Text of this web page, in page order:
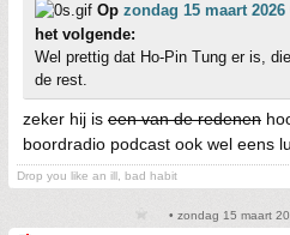
Op zondag 15 maart 2026
het volgende:
Wel prettig dat Ho-Pin Tung er is,
de rest.
zeker hij is een van de redenen
boordradio podcast ook wel eens
Drop you like an ill, bad habit
• zondag 15 maart